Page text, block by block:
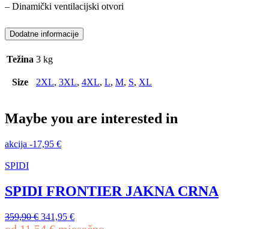
– Dinamički ventilacijski otvori
Dodatne informacije
Težina 3 kg
Size 2XL, 3XL, 4XL, L, M, S, XL
Maybe you are interested in
akcija -17,95 €
SPIDI
SPIDI FRONTIER JAKNA CRNA
359,90€ Izvorna
341,95 €Trenutna